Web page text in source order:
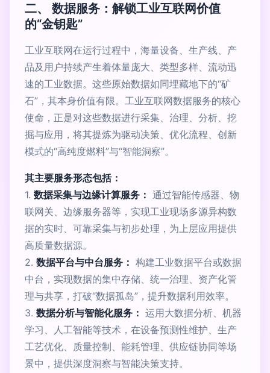
二、 数据服务：解锁工业互联网价值
的“金钥匙”
工业互联网在运行过程中，海量设备、生产线、产
品及用户持续产生着体量庞大、类型多样、流动迅
速的工业数据。这些原始数据如同埋藏地下的“矿
石”，其本身价值有限。工业互联网数据服务的核心
使命，正是对这些数据进行采集、治理、分析、挖
掘与应用，将其提炼为驱动决策、优化流程、创新
模式的“高纯度燃料”与“智能洞察”。
其主要服务形态包括：
1. 数据采集与边缘计算服务： 通过智能传感器、物
联网关、边缘服务器等，实现工业现场多源异构数
据的实时、可靠采集与初步处理，为上层应用提供
高质量数据源。
2. 数据平台与中台服务： 构建工业数据平台或数据
中台，实现数据的集中存储、统一治理、资产化管
理与共享，打破“数据孤岛”，提升数据利用效率。
3. 数据分析与智能化服务： 运用大数据分析、机器
学习、人工智能等技术，在设备预测性维护、生产
工艺优化、质量控制、能耗管理、供应链协同等场
景中，提供深度洞察与智能决策支持。